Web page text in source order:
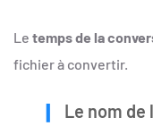
Le temps de la
fichier à convertir.
Le nom de